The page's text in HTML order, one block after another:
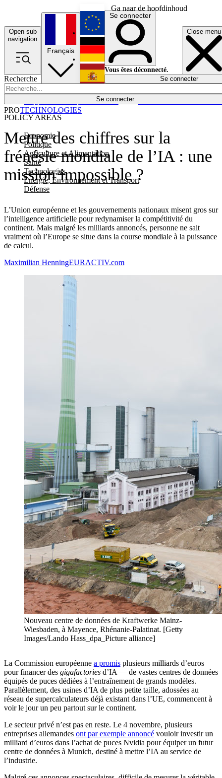
Ga naar de hoofdinhoud
Open sub
navigation
Close menu
Recherche
Se connecter
POLICY AREAS
Economie
Politique
Agriculture et Alimentation
Santé
Technologies
Energie, Environnement et Transport
Défense
Économie
Français
English
Deutsch
Español
Se connecter
Vous êtes déconnecté.
Se connecter
Mettre des chiffres sur la
frénésie mondiale de l’IA : une
mission impossible ?
L’Union européenne et les gouvernements nationaux misent gros sur
l’intelligence artificielle pour redynamiser la compétitivité du
continent. Mais malgré les milliards annoncés, personne ne sait
vraiment où l’Europe se situe dans la course mondiale à la puissance
de calcul.
PROTECHNOLOGIES
Maximilian HenningEURACTIV.com
Nouveau centre de données de Kraftwerke Mainz-
Wiesbaden, à Mayence, Rhénanie-Palatinat. [Getty
Images/Lando Hass_dpa_Picture alliance]
La Commission européenne a promis plusieurs milliards d’euros
pour financer des gigafactories d’IA — de vastes centres de données
équipés de puces dédiées à l’entraînement de grands modèles.
Parallèlement, des usines d’IA de plus petite taille, adossées au
réseau de supercalculateurs déjà existant dans l’UE, commencent à
voir le jour un peu partout sur le continent.
Le secteur privé n’est pas en reste. Le 4 novembre, plusieurs
entreprises allemandes ont par exemple annoncé vouloir investir un
milliard d’euros dans l’achat de puces Nvidia pour équiper un futur
centre de données à Munich, destiné à mettre l’IA au service de
l’industrie.